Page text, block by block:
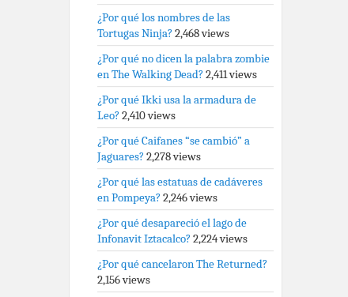
¿Por qué los nombres de las
Tortugas Ninja? 2,468 views
¿Por qué no dicen la palabra zombie
en The Walking Dead? 2,411 views
¿Por qué Ikki usa la armadura de
Leo? 2,410 views
¿Por qué Caifanes “se cambió” a
Jaguares? 2,278 views
¿Por qué las estatuas de cadáveres
en Pompeya? 2,246 views
¿Por qué desapareció el lago de
Infonavit Iztacalco? 2,224 views
¿Por qué cancelaron The Returned?
2,156 views